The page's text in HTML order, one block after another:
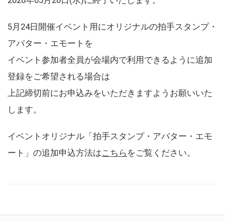
5月24日開催イベント用にオリジナルの拍手スタンプ・
アバター・エモートを
イベント参加者全員が会場内で利用できるように追加
登録をご希望される場合は
上記締切前にお申込みをいただきますようお願いいた
します。
イベントオリジナル「拍手スタンプ・アバター・エモ
ート」の追加申込方法はこちら をご覧ください。